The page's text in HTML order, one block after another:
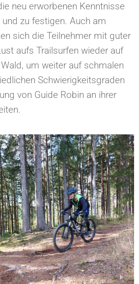
neu erworbenen Kenntnisse
zu festigen. Auch am
sich die Teilnehmer mit guter
aufs Trailsurfen wieder auf
um weiter auf schmalen
Schwierigkeitsgraden
von Guide Robin an ihrer